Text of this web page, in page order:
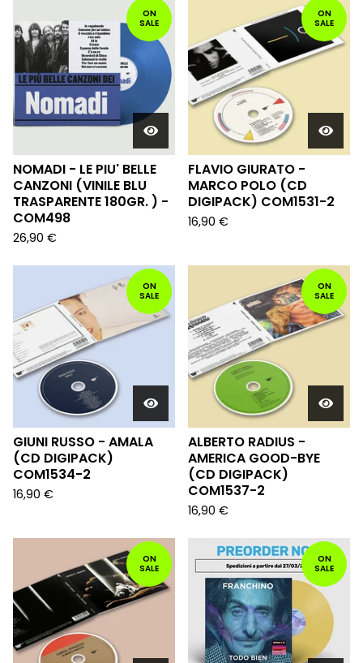
ON
SALE
NOMADI - LE PIU' BELLE
CANZONI (VINILE BLU
TRASPARENTE 180GR. ) -
COM498
26,90 €
ON
SALE
FLAVIO GIURATO -
MARCO POLO (CD
DIGIPACK) COM1531-2
16,90 €
ON
SALE
GIUNI RUSSO - AMALA
(CD DIGIPACK)
COM1534-2
16,90 €
ON
SALE
ALBERTO RADIUS -
AMERICA GOOD-BYE
(CD DIGIPACK)
COM1537-2
16,90 €
ON
SALE
ON
SALE